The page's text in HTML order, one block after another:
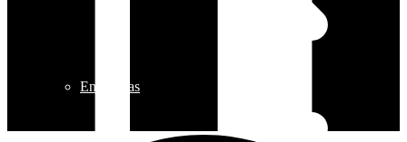
Encimeras